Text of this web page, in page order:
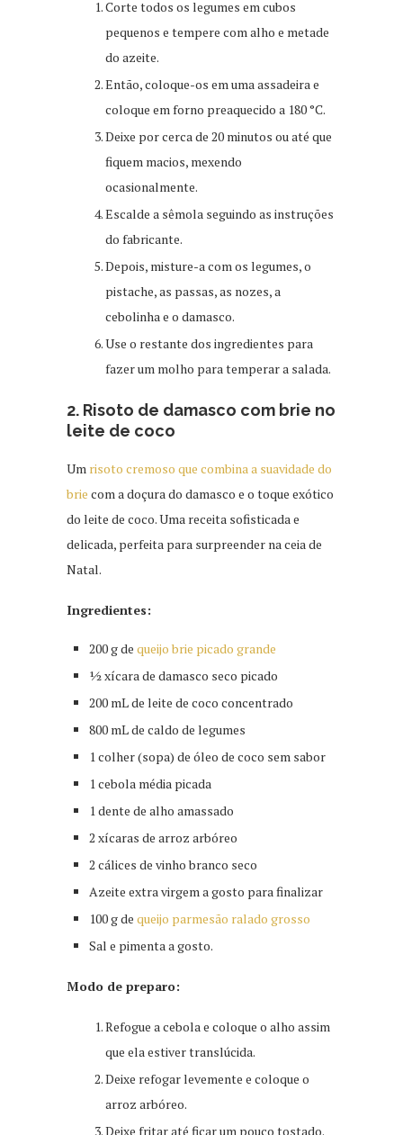
Corte todos os legumes em cubos
pequenos e tempere com alho e metade
do azeite.
Então, coloque-os em uma assadeira e
coloque em forno preaquecido a 180 °C.
Deixe por cerca de 20 minutos ou até que
fiquem macios, mexendo
ocasionalmente.
Escalde a sêmola seguindo as instruções
do fabricante.
Depois, misture-a com os legumes, o
pistache, as passas, as nozes, a
cebolinha e o damasco.
Use o restante dos ingredientes para
fazer um molho para temperar a salada.
2. Risoto de damasco com brie no
leite de coco
Um risoto cremoso que combina a suavidade do
brie com a doçura do damasco e o toque exótico
do leite de coco. Uma receita sofisticada e
delicada, perfeita para surpreender na ceia de
Natal.
Ingredientes:
200 g de queijo brie picado grande
½ xícara de damasco seco picado
200 mL de leite de coco concentrado
800 mL de caldo de legumes
1 colher (sopa) de óleo de coco sem sabor
1 cebola média picada
1 dente de alho amassado
2 xícaras de arroz arbóreo
2 cálices de vinho branco seco
Azeite extra virgem a gosto para finalizar
100 g de queijo parmesão ralado grosso
Sal e pimenta a gosto.
Modo de preparo:
Refogue a cebola e coloque o alho assim
que ela estiver translúcida.
Deixe refogar levemente e coloque o
arroz arbóreo.
Deixe fritar até ficar um pouco tostado.